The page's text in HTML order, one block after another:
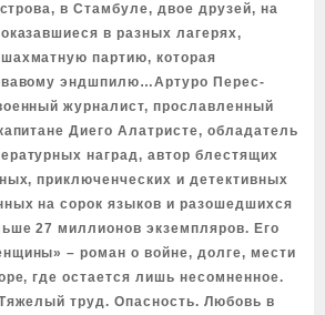
в Стамбуле, двое друзей, на
в разных лагерях,
партию, которая
эндшпилю…Артуро Перес-
журналист, прославленный
Диего Алатристе, обладатель
наград, автор блестящих
приключенческих и детективных
на сорок языков и разошедшихся
27 миллионов экземпляров. Его
– роман о войне, долге, мести
где остается лишь несомненное.
труд. Опасность. Любовь в